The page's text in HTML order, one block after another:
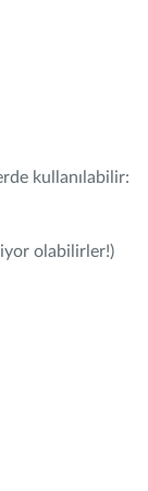
kullanılabilir:
olabilirler!)